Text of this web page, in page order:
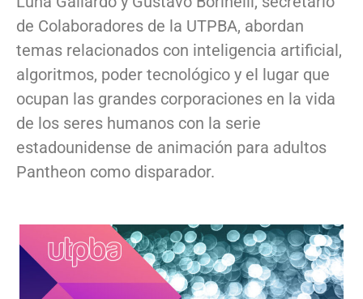
de Colaboradores de la UTPBA, abordan
temas relacionados con inteligencia artificial,
algoritmos, poder tecnológico y el lugar que
ocupan las grandes corporaciones en la vida
de los seres humanos con la serie
estadounidense de animación para adultos
Pantheon como disparador.